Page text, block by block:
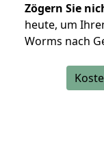
Zögern Sie
heute, um
Worms nach